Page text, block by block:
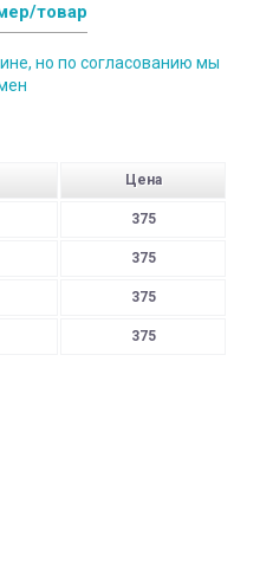
товар
но по согласованию мы
Цена
375
375
375
375